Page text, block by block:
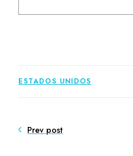
ESTADOS UNIDOS
Prev post